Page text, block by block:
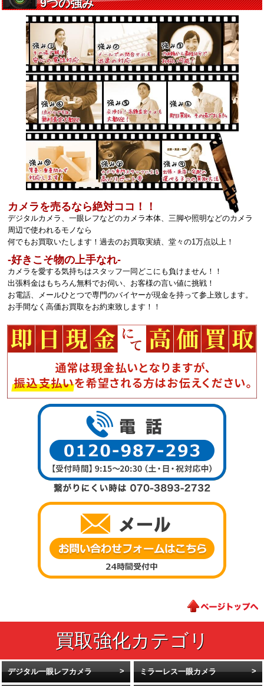
カメラを売るなら絶対ココ！！
デジタルカメラ、一眼レフなどのカメラ本体、三脚や照明などのカメラ
周辺で使われるモノなら
何でもお買取いたします！過去のお買取実績、堂々の1万点以上！
‐好きこそ物の上手なれ‐
カメラを愛する気持ちはスタッフ一同どこにも負けません！！
出張料金はもちろん無料でお伺い、お客様の言い値に挑戦！
お電話、メールひとつで専門のバイヤーが現金を持って参上致します。
お手間なく高価お買取をお約束致します！！
デジタル一眼レフカメラ ミラーレス一眼カメラ